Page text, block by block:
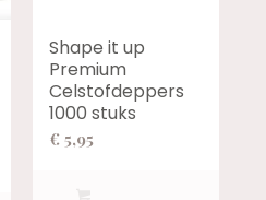
Shape it up
Premium
Celstofdeppers
1000 stuks
€ 5,95